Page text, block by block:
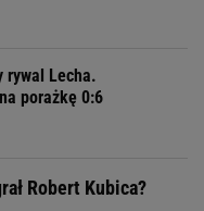
rywal Lecha.
porażkę 0:6
Robert Kubica?